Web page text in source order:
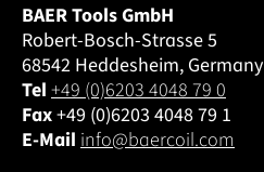
BAER Tools GmbH
Robert-Bosch-Strasse 5
68542 Heddesheim, Germany
Tel +49 (0)6203 4048 79 0
Fax+49 (0)6203 4048 79 1
E-Mail info@baercoil.com